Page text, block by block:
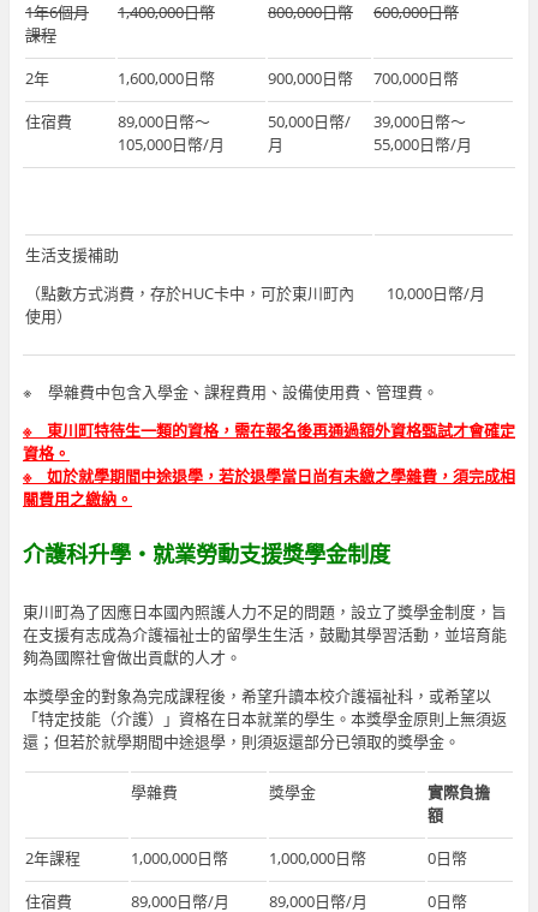
1年6個月
課程
1,400,000日幣 800,000日幣 600,000日幣
2年 1,600,000日幣 900,000日幣
700,000日幣
住宿費
89,000日幣～
105,000日幣/月
50,000日幣/
月
39,000日幣～
55,000日幣/月
生活支援補助
（點數方式消費，存於HUC卡中，可於東川町內
使用）
10,000日幣/月
※ 學雜費中包含入學金、課程費用、設備使用費、管理費。
※ 東川町特待生一類的資格，需在報名後再通過額外資格甄試才會確定
資格。
※ 如於就學期間中途退學，若於退學當日尚有未繳之學雜費，須完成相
關費用之繳納。
介護科升學・就業勞動支援獎學金制度
東川町為了因應日本國內照護人力不足的問題，設立了獎學金制度，旨
在支援有志成為介護福祉士的留學生生活，鼓勵其學習活動，並培育能
夠為國際社會做出貢獻的人才。
本獎學金的對象為完成課程後，希望升讀本校介護福祉科，或希望以
「特定技能（介護）」資格在日本就業的學生。本獎學金原則上無須返
還；但若於就學期間中途退學，則須返還部分已領取的獎學金。
學雜費 獎學金
實際負擔
額
2年課程
1,000,000日幣 1,000,000日幣
0日幣
住宿費
89,000日幣/月 89,000日幣/月 0日幣